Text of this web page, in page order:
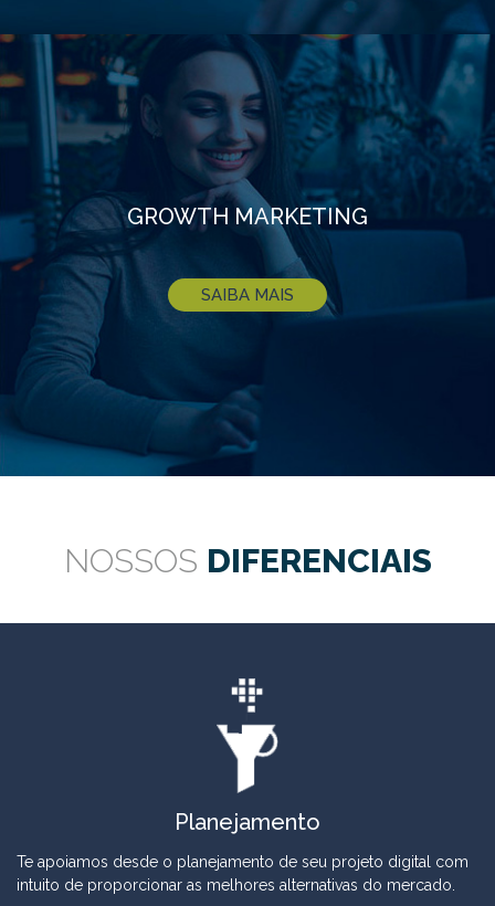
GROWTH MARKETING
SAIBA MAIS
NOSSOS DIFERENCIAIS
Planejamento
Te apoiamos desde o planejamento de seu projeto digital com
intuito de proporcionar as melhores alternativas do mercado.